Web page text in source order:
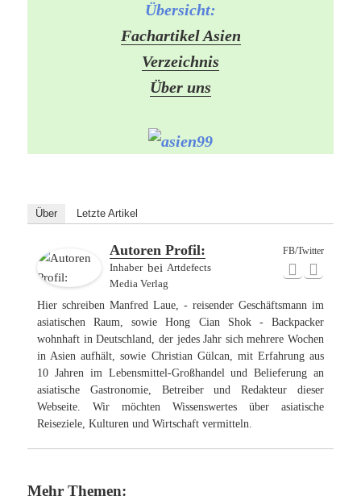
Übersicht:
Fachartikel Asien
Verzeichnis
Über uns
Über Letzte Artikel
FB/Twitter
Autoren Profil:
Inhaberbei Artdefects
Media Verlag
Hier schreiben Manfred Laue, - reisender Geschäftsmann im
asiatischen Raum, sowie Hong Cian Shok - Backpacker
wohnhaft in Deutschland, der jedes Jahr sich mehrere Wochen
in Asien aufhält, sowie Christian Gülcan, mit Erfahrung aus
10 Jahren im Lebensmittel-Großhandel und Belieferung an
asiatische Gastronomie, Betreiber und Redakteur dieser
Webseite. Wir möchten Wissenswertes über asiatische
Reiseziele, Kulturen und Wirtschaft vermitteln.
Mehr Themen: